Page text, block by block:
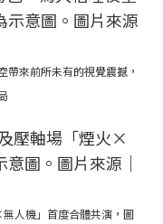
帶來前所未有的視覺震撼，
人機」首度合體共演，圖